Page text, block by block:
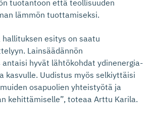
tuotantoon että teollisuuden
lämmön tuottamiseksi.
hallituksen esitys on saatu
Lainsäädännön
antaisi hyvät lähtökohdat ydinenergia-
kasvulle. Uudistus myös selkiyttäisi
osapuolien yhteistyötä ja
kehittämiselle”, toteaa Arttu Karila.